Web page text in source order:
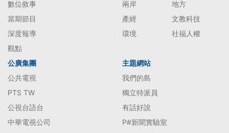
數位敘事
當期節目
深度報導
觀點
兩岸
地方
產經
文教科技
環境
社福人權
公廣集團
公共電視
PTS TW
公視台語台
中華電視公司
主題網站
我們的島
獨立特派員
有話好說
P#新聞實驗室